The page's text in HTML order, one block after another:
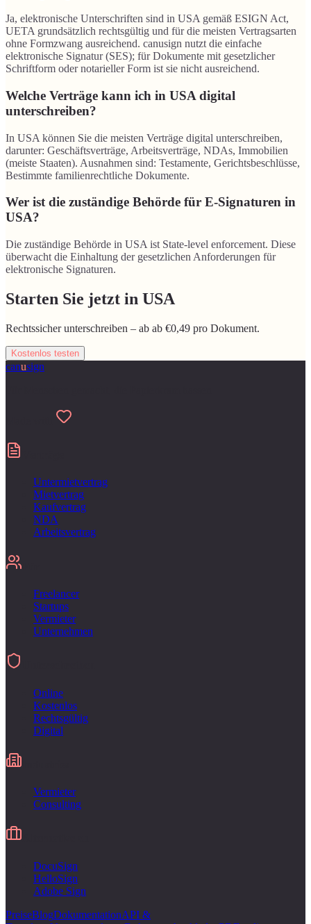
Ja, elektronische Unterschriften sind in USA gemäß ESIGN Act,
UETA grundsätzlich rechtsgültig und für die meisten Vertragsarten
ohne Formzwang ausreichend. canusign nutzt die einfache
elektronische Signatur (SES); für Dokumente mit gesetzlicher
Schriftform oder notarieller Form ist sie nicht ausreichend.
Welche Verträge kann ich in USA digital
unterschreiben?
In USA können Sie die meisten Verträge digital unterschreiben,
darunter: Geschäftsverträge, Arbeitsverträge, NDAs, Immobilien
(meiste Staaten). Ausnahmen sind: Testamente, Gerichtsbeschlüsse,
Bestimmte familienrechtliche Dokumente.
Wer ist die zuständige Behörde für E-Signaturen in
USA?
Die zuständige Behörde in USA ist State-level enforcement. Diese
überwacht die Einhaltung der gesetzlichen Anforderungen für
elektronische Signaturen.
Starten Sie jetzt in USA
Rechtssicher unterschreiben – ab ab €0,49 pro Dokument.
Kostenlos testen
canusign
Untermietvertrag
Mietvertrag
Kaufvertrag
NDA
Arbeitsvertrag
Freelancer
Startups
Vermieter
Unternehmen
Online
Kostenlos
Rechtsgültig
Digital
Vermieter
Consulting
DocuSign
HelloSign
Adobe Sign
PreiseBlogDokumentationAPI &